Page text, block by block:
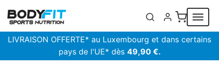
LIVRAISON OFFERTE* au Luxembourg et dans certains
pays de l'UE* dès 49,90 €.